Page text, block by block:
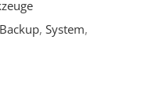
Backup, System,